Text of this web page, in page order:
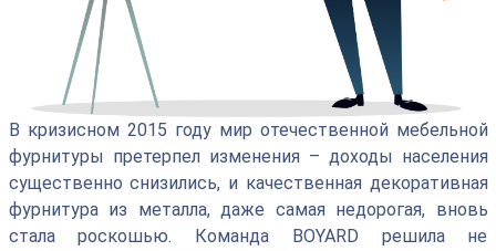
В кризисном 2015 году мир отечественной мебельной
фурнитуры претерпел изменения – доходы населения
существенно снизились, и качественная декоративная
фурнитура из металла, даже самая недорогая, вновь
стала роскошью. Команда BOYARD решила не